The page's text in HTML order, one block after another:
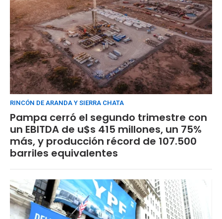
RINCÓN DE ARANDA Y SIERRA CHATA
Pampa cerró el segundo trimestre con
un EBITDA de u$s 415 millones, un 75%
más, y producción récord de 107.500
barriles equivalentes